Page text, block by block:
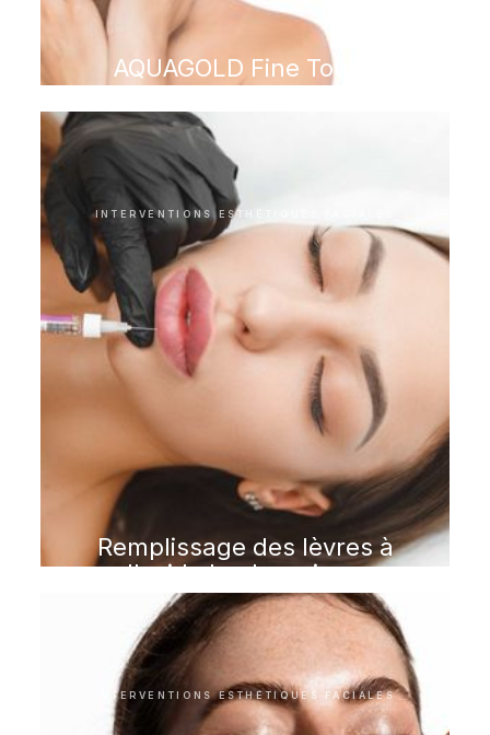
AQUAGOLD Fine Touch
INTERVENTIONS ESTHÉTIQUES FACIALES
Remplissage des lèvres à
l'acide hyaluronique
INTERVENTIONS ESTHÉTIQUES FACIALES